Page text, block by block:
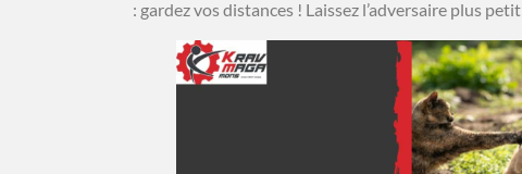
: gardez vos distances ! Laissez l’adversaire plus